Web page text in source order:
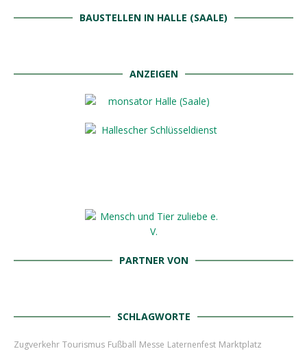
BAUSTELLEN IN HALLE (SAALE)
ANZEIGEN
PARTNER VON
SCHLAGWORTE
Zugverkehr Tourismus Fußball Messe Laternenfest Marktplatz